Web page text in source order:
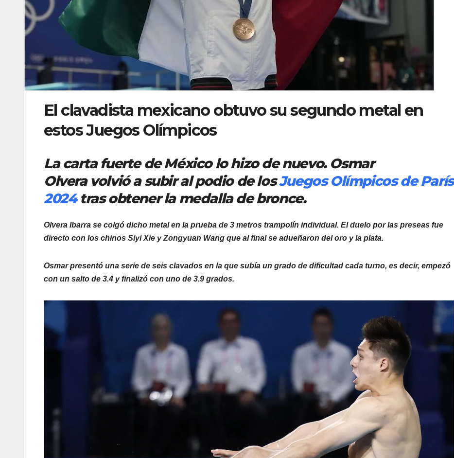
El clavadista mexicano obtuvo su segundo metal en
estos Juegos Olímpicos
La carta fuerte de México lo hizo de nuevo. Osmar
Olvera volvió a subir al podio de losJuegos Olímpicos de París
2024tras obtener la medalla de bronce.
Olvera Ibarra se colgó dicho metal en la prueba de 3 metros trampolín individual. El duelo por las preseas fue
directo con los chinos Siyi Xie y Zongyuan Wang que al final se adueñaron del oro y la plata.
Osmar presentó una serie de seis clavados en la que subía un grado de dificultad cada turno, es decir, empezó
con un salto de 3.4 y finalizó con uno de 3.9 grados.